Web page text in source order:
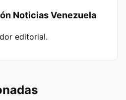
Noticias Venezuela
editorial.